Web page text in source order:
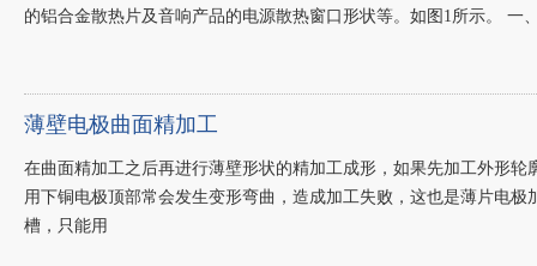
的铝合金散热片及音响产品的电源散热窗口形状等。如图1所示。 一
薄壁电极曲面精加工
在曲面精加工之后再进行薄壁形状的精加工成形，如果先加工外形
用下铜电极顶部常会发生变形弯曲，造成加工失败，这也是薄片电
槽，只能用